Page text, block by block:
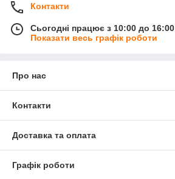
Контакти
Сьогодні працює з 10:00 до 16:00
Показати весь графік роботи
Про нас
Контакти
Доставка та оплата
Графік роботи